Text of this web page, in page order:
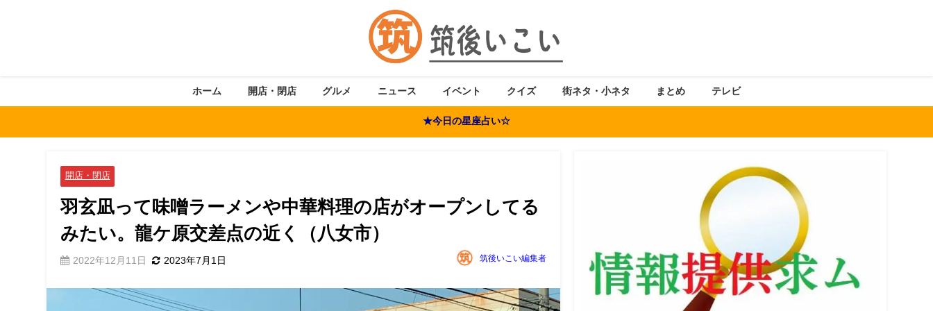
ホーム 開店・閉店 グルメ ニュース イベント クイズ 街ネタ・小ネタ まとめ テレビ
★今日の星座占い☆
開店・閉店
羽玄凪って味噌ラーメンや中華料理の店がオープンしてる
みたい。龍ケ原交差点の近く（八女市）
2022年12月11日 2023年7月1日 筑後いこい編集者